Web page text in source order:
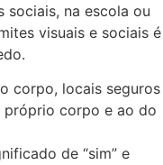
sociais, na escola ou
visuais e sociais é
corpo, locais seguros
corpo e ao do
de “sim” e